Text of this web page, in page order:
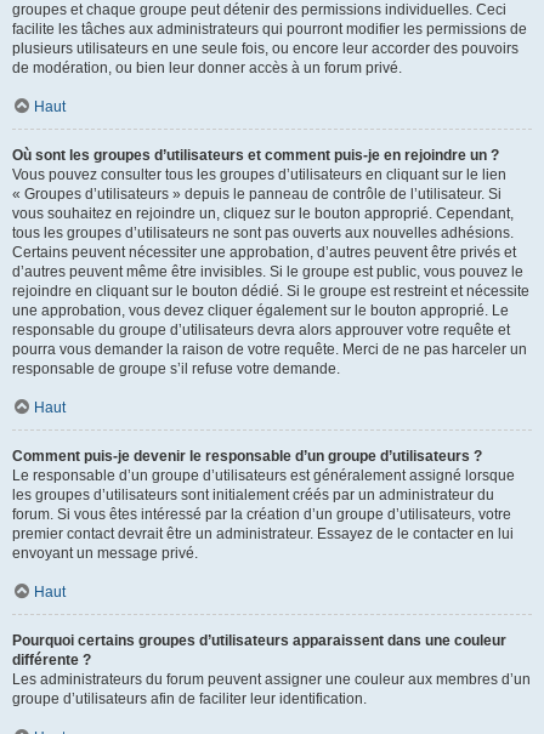
groupes et chaque groupe peut détenir des permissions individuelles. Ceci
facilite les tâches aux administrateurs qui pourront modifier les permissions de
plusieurs utilisateurs en une seule fois, ou encore leur accorder des pouvoirs
de modération, ou bien leur donner accès à un forum privé.
Haut
Où sont les groupes d’utilisateurs et comment puis-je en rejoindre un ?
Vous pouvez consulter tous les groupes d’utilisateurs en cliquant sur le lien
« Groupes d’utilisateurs » depuis le panneau de contrôle de l’utilisateur. Si
vous souhaitez en rejoindre un, cliquez sur le bouton approprié. Cependant,
tous les groupes d’utilisateurs ne sont pas ouverts aux nouvelles adhésions.
Certains peuvent nécessiter une approbation, d’autres peuvent être privés et
d’autres peuvent même être invisibles. Si le groupe est public, vous pouvez le
rejoindre en cliquant sur le bouton dédié. Si le groupe est restreint et nécessite
une approbation, vous devez cliquer également sur le bouton approprié. Le
responsable du groupe d’utilisateurs devra alors approuver votre requête et
pourra vous demander la raison de votre requête. Merci de ne pas harceler un
responsable de groupe s’il refuse votre demande.
Haut
Comment puis-je devenir le responsable d’un groupe d’utilisateurs ?
Le responsable d’un groupe d’utilisateurs est généralement assigné lorsque
les groupes d’utilisateurs sont initialement créés par un administrateur du
forum. Si vous êtes intéressé par la création d’un groupe d’utilisateurs, votre
premier contact devrait être un administrateur. Essayez de le contacter en lui
envoyant un message privé.
Haut
Pourquoi certains groupes d’utilisateurs apparaissent dans une couleur
différente ?
Les administrateurs du forum peuvent assigner une couleur aux membres d’un
groupe d’utilisateurs afin de faciliter leur identification.